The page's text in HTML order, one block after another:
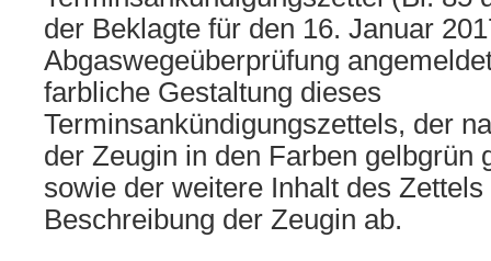
der Beklagte für den 16. Januar
Abgaswegeüberprüfung
farbliche Gestaltung dieses
Terminsankündigungszettels, der
der Zeugin in den Farben gelbgrün
sowie der weitere Inhalt des
Beschreibung der Zeugin ab.